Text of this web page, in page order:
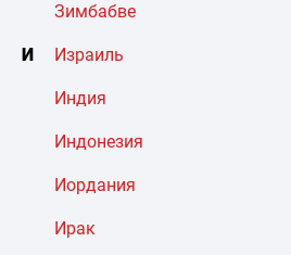
Зимбабве
И Израиль
Индия
Индонезия
Иордания
Ирак